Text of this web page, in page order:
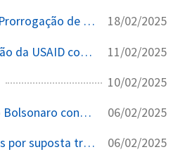
Operação Faroeste - Prorrogação de Afastamentos 18/02/2025
Denúncia sobre atuação da USAID contra Bolsonaro envolvendo ONGs como Instituto Vero 11/02/2025
10/02/2025
Acusação de Eduardo Bolsonaro contra ONGs e USAID por interferência eleitoral 06/02/2025
Busca contra militares por suposta trama golpista 06/02/2025